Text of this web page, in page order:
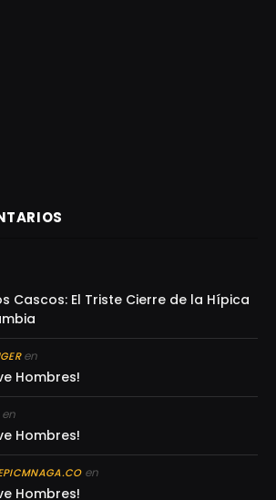
Cascos: El Triste Cierre de la Hípica
en
Hombres!
Hombres!
en
Hombres!